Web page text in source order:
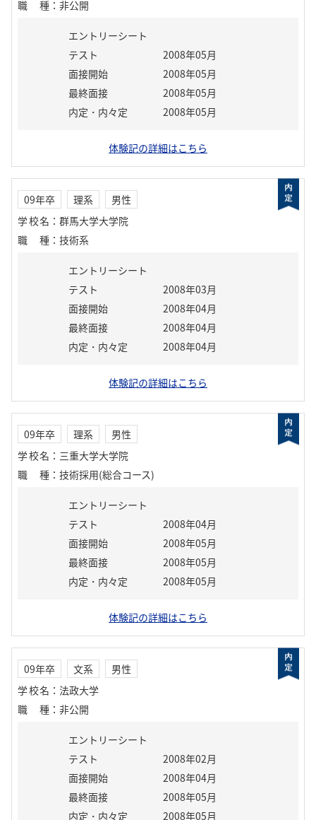
職種 ： 非公開
エントリーシート
テスト
2008年05月
面接開始
2008年05月
最終面接
2008年05月
内定・内々定
2008年05月
体験記の詳細はこちら
09年卒 理系
男性
学校名 ： 群馬大学大学院
職種 ： 技術系
エントリーシート
テスト
2008年03月
面接開始
2008年04月
最終面接
2008年04月
内定・内々定
2008年04月
体験記の詳細はこちら
09年卒 理系
男性
学校名 ： 三重大学大学院
職種 ： 技術採用(総合コース)
エントリーシート
テスト
2008年04月
面接開始
2008年05月
最終面接
2008年05月
内定・内々定
2008年05月
体験記の詳細はこちら
09年卒 文系
男性
学校名 ： 法政大学
職種 ： 非公開
エントリーシート
テスト
2008年02月
面接開始
2008年04月
最終面接
2008年05月
内定・内々定
2008年05月